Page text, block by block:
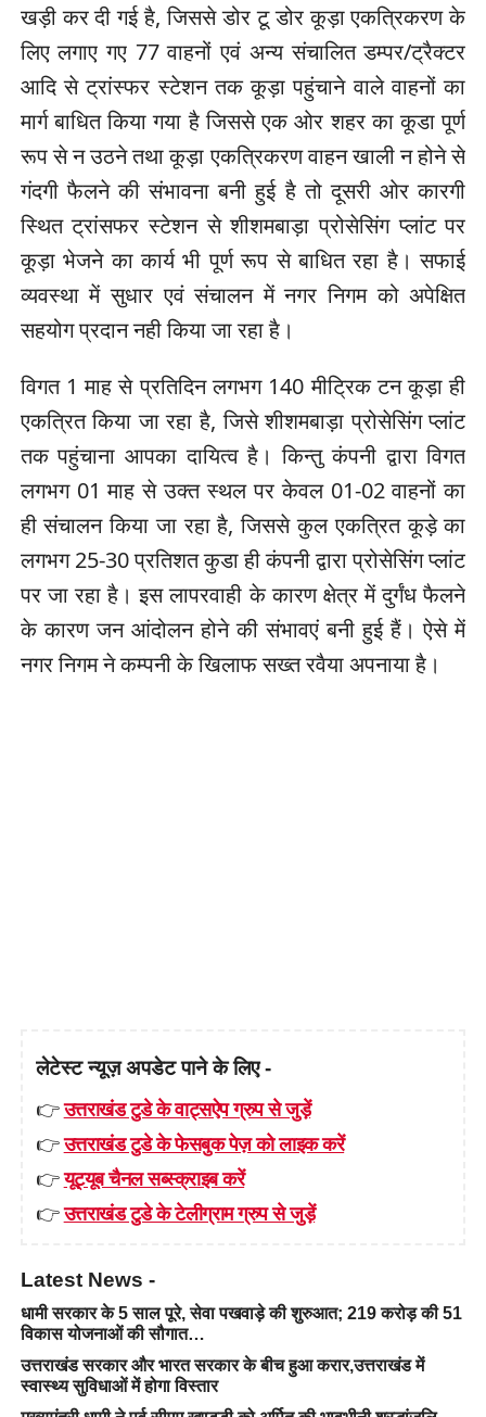
खड़ी कर दी गई है, जिससे डोर टू डोर कूड़ा एकत्रिकरण के
लिए लगाए गए 77 वाहनों एवं अन्य संचालित डम्पर/ट्रैक्टर
आदि से ट्रांस्फर स्टेशन तक कूड़ा पहुंचाने वाले वाहनों का
मार्ग बाधित किया गया है जिससे एक ओर शहर का कूडा पूर्ण
रूप से न उठने तथा कूड़ा एकत्रिकरण वाहन खाली न होने से
गंदगी फैलने की संभावना बनी हुई है तो दूसरी ओर कारगी
स्थित ट्रांसफर स्टेशन से शीशमबाड़ा प्रोसेसिंग प्लांट पर
कूड़ा भेजने का कार्य भी पूर्ण रूप से बाधित रहा है। सफाई
व्यवस्था में सुधार एवं संचालन में नगर निगम को अपेक्षित
सहयोग प्रदान नही किया जा रहा है।
विगत 1 माह से प्रतिदिन लगभग 140 मीट्रिक टन कूड़ा ही
एकत्रित किया जा रहा है, जिसे शीशमबाड़ा प्रोसेसिंग प्लांट
तक पहुंचाना आपका दायित्व है। किन्तु कंपनी द्वारा विगत
लगभग 01 माह से उक्त स्थल पर केवल 01-02 वाहनों का
ही संचालन किया जा रहा है, जिससे कुल एकत्रित कूड़े का
लगभग 25-30 प्रतिशत कुडा ही कंपनी द्वारा प्रोसेसिंग प्लांट
पर जा रहा है। इस लापरवाही के कारण क्षेत्र में दुर्गंध फैलने
के कारण जन आंदोलन होने की संभावएं बनी हुई हैं। ऐसे में
नगर निगम ने कम्पनी के खिलाफ सख्त रवैया अपनाया है।
लेटेस्ट न्यूज़ अपडेट पाने के लिए -
👉उत्तराखंड टुडे के वाट्सऐप ग्रुप से जुड़ें
👉उत्तराखंड टुडे के फेसबुक पेज़ को लाइक करें
👉यूट्यूब चैनल सब्स्क्राइब करें
👉उत्तराखंड टुडे के टेलीग्राम ग्रुप से जुड़ें
Latest News -
धामी सरकार के 5 साल पूरे, सेवा पखवाड़े की शुरुआत; 219 करोड़ की 51
विकास योजनाओं की सौगात…
उत्तराखंड सरकार और भारत सरकार के बीच हुआ करार,उत्तराखंड में
स्वास्थ्य सुविधाओं में होगा विस्तार